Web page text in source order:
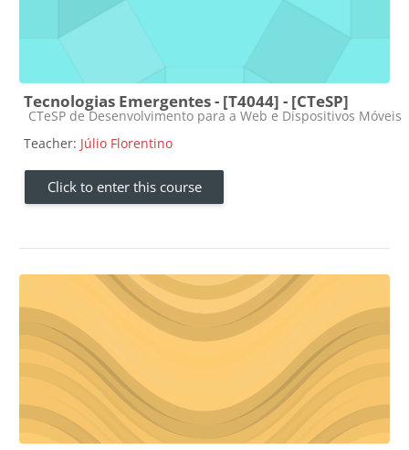
Tecnologias Emergentes - [T4044] - [CTeSP]
Course category
CTeSP de Desenvolvimento para a Web e Dispositivos Móveis
Teacher: Júlio Florentino
Click to enter this course